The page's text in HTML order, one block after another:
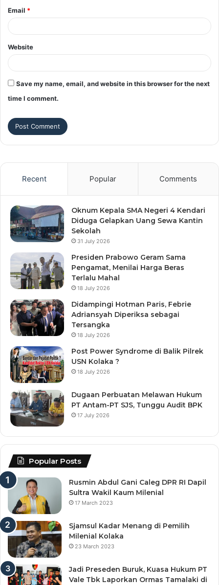
Email *
Website
Save my name, email, and website in this browser for the next
time I comment.
Recent Popular Comments
Oknum Kepala SMA Negeri 4 Kendari
Diduga Gelapkan Uang Sewa Kantin
Sekolah
31 July 2026
Presiden Prabowo Geram Sama
Pengamat, Menilai Harga Beras
Terlalu Mahal
18 July 2026
Didampingi Hotman Paris, Febrie
Adriansyah Diperiksa sebagai
Tersangka
18 July 2026
Post Power Syndrome di Balik Pilrek
USN Kolaka ?
18 July 2026
Dugaan Perbuatan Melawan Hukum
PT Antam-PT SJS, Tunggu Audit BPK
17 July 2026
Popular Posts
Rusmin Abdul Gani Caleg DPR RI Dapil
Sultra Wakil Kaum Milenial
17 March 2023
Sjamsul Kadar Menang di Pemilih
Milenial Kolaka
23 March 2023
Jadi Preseden Buruk, Kuasa Hukum PT
Vale Tbk Laporkan Ormas Tamalaki di